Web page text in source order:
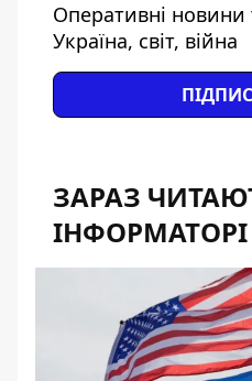
Оперативні новини
Україна, світ, війна
ЗАРАЗ
ІНФОРМАТОРІ